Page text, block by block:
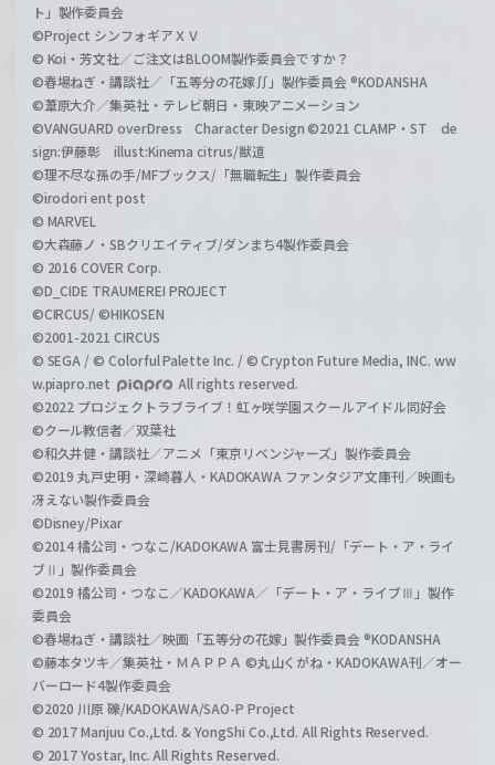
ト」製作委員会
©Project シンフォギアＸＶ
© Koi・芳文社／ご注文はBLOOM製作委員会ですか？
©春場ねぎ・講談社／「五等分の花嫁∬」製作委員会 ®KODANSHA
©葦原大介／集英社・テレビ朝日・東映アニメーション
©VANGUARD overDress Character Design ©2021 CLAMP・ST de
sign:伊藤彰 illust:Kinema citrus/獣道
©理不尽な孫の手/MFブックス/「無職転生」製作委員会
©irodori ent post
© MARVEL
©大森藤ノ・SBクリエイティブ/ダンまち4製作委員会
© 2016 COVER Corp.
©D_CIDE TRAUMEREI PROJECT
©CIRCUS/ ©HIKOSEN
©2001-2021 CIRCUS
© SEGA / © Colorful Palette Inc. / © Crypton Future Media, INC. ww
w.piapro.net
All rights reserved.
©2022 プロジェクトラブライブ！虹ヶ咲学園スクールアイドル同好会
©クール教信者／双葉社
©和久井健・講談社／アニメ「東京リベンジャーズ」製作委員会
©2019 丸戸史明・深崎暮人・KADOKAWA ファンタジア文庫刊／映画も
冴えない製作委員会
©Disney/Pixar
©2014 橘公司・つなこ/KADOKAWA 富士見書房刊/「デート・ア・ライ
ブⅡ」製作委員会
©2019 橘公司・つなこ／KADOKAWA／「デート・ア・ライブⅢ」製作
委員会
©春場ねぎ・講談社／映画「五等分の花嫁」製作委員会 ®KODANSHA
©藤本タツキ／集英社・ＭＡＰＰＡ ©丸山くがね・KADOKAWA刊／オー
バーロード4製作委員会
©2020 川原 礫/KADOKAWA/SAO-P Project
© 2017 Manjuu Co.,Ltd. & YongShi Co.,Ltd. All Rights Reserved.
© 2017 Yostar, Inc. All Rights Reserved.